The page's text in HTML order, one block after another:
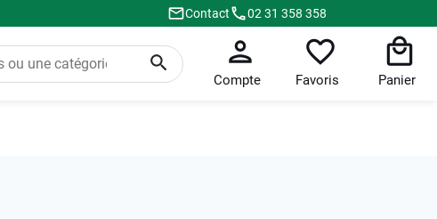
Contact 02 31 358 358
Compte Favoris Panier